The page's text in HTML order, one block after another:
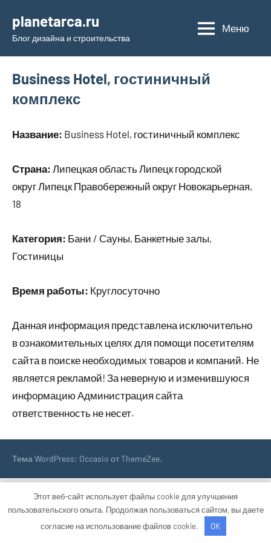
содержимому
planetarca.ru
Блог дизайна и строительства
Меню
Business Hotel, гостиничный
комплекс
Название: Business Hotel, гостиничный комплекс
Страна: Липецкая область Липецк городской
округ Липецк Правобережный округ Новокарьерная,
18
Категория: Бани / Сауны, Банкетные залы,
Гостиницы
Время работы: Круглосуточно
Данная информация представлена исключительно
в ознакомительных целях для помощи посетителям
сайта в поиске необходимых товаров и компаний. Не
является рекламой! За неверную и изменившуюся
информацию Администрация сайта
ответственность не несет.
Тема WordPress: Occasio от ThemeZee.
Этот веб-сайт использует файлы cookie для улучшения
пользовательского опыта. Продолжая пользоваться сайтом, вы даете
согласие на использование файлов cookie.
OK